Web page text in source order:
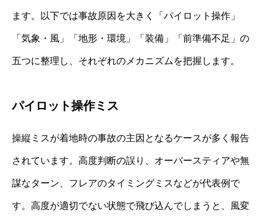
ます。以下では事故原因を大きく「パイロット操作」
「気象・風」「地形・環境」「装備」「前準備不足」の
五つに整理し、それぞれのメカニズムを把握します。
パイロット操作ミス
操縦ミスが着地時の事故の主因となるケースが多く報告
されています。高度判断の誤り、オーバースティアや無
謀なターン、フレアのタイミングミスなどが代表例で
す。高度が適切でない状態で飛び込んでしまうと、風変